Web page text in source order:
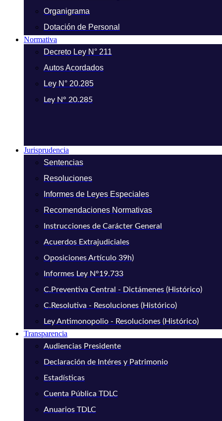
Organigrama
Dotación de Personal
Normativa
Decreto Ley N° 211
Autos Acordados
Ley N° 20.285
Ley N° 20.285
Jurisprudencia
Sentencias
Resoluciones
Informes de Leyes Especiales
Recomendaciones Normativas
Instrucciones de Carácter General
Acuerdos Extrajudiciales
Oposiciones Artículo 39h)
Informes Ley N°19.733
C.Preventiva Central - Dictámenes (Histórico)
C.Resolutiva - Resoluciones (Histórico)
Ley Antimonopolio - Resoluciones (Histórico)
Transparencia
Audiencias Presidente
Declaración de Intéres y Patrimonio
Estadísticas
Cuenta Pública TDLC
Anuarios TDLC